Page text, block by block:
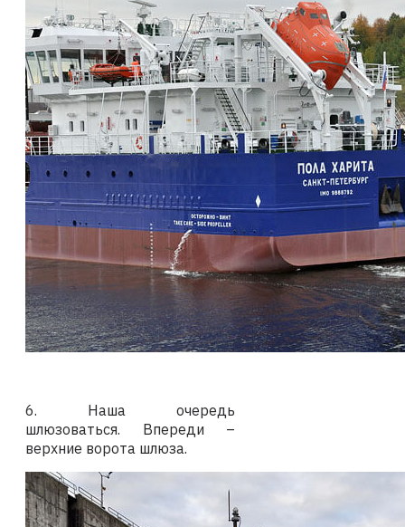
6. Наша очередь
шлюзоваться. Впереди –
верхние ворота шлюза.